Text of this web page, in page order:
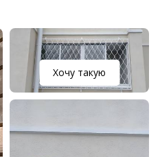
Хочу такую